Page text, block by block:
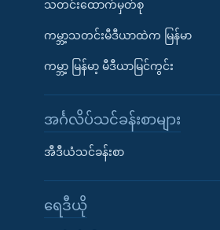
သတင်းထောက်မှတ်စု
ကမ္ဘာ့သတင်းမီဒီယာထဲက မြန်မာ
ကမ္ဘာ့ မြန်မာ့ မီဒီယာမြင်ကွင်း
အင်္ဂလိပ်သင်ခန်းစာများ
အီဒီယံသင်ခန်းစာ
ရေဒီယို